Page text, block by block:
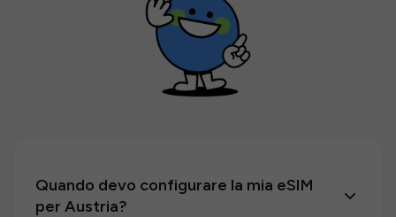
Quando devo configurare la mia eSIM
per Austria?